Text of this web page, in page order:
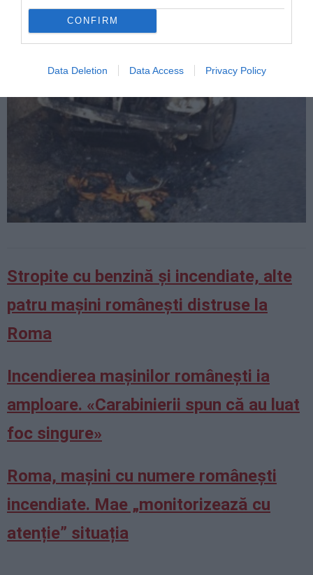
CONFIRM
Data Deletion Data Access Privacy Policy
Stropite cu benzină și incendiate, alte
patru mașini românești distruse la
Roma
Incendierea maşinilor româneşti ia
amploare. «Carabinierii spun că au luat
foc singure»
Roma, mașini cu numere românești
incendiate. Mae „monitorizează cu
atenție” situația